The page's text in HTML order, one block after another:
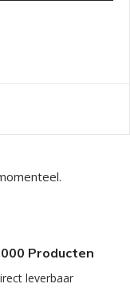
Producten
leverbaar